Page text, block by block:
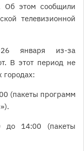
этом сообщили
телевизионной
января из-за
В этот период не
городах:
(пакеты программ
14:00 (пакеты